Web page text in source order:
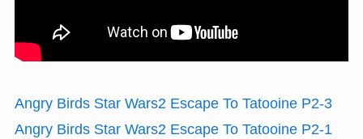
Angry Birds Star Wars2 Escape To Tatooine P2-3
Angry Birds Star Wars2 Escape To Tatooine P2-1